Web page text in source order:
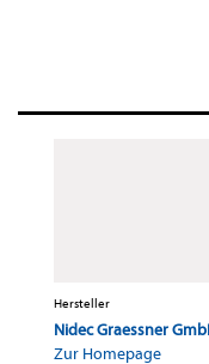
Hersteller
Nidec Graessner
Zur Homepage